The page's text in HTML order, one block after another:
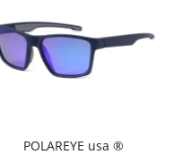
POLAREYE usa ®